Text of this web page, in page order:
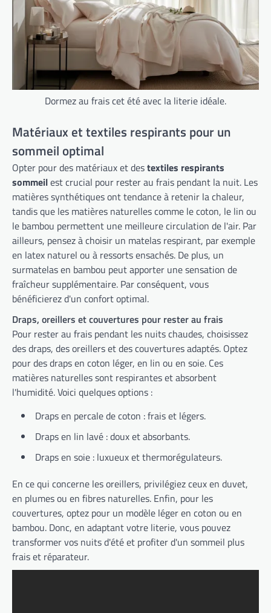
Dormez au frais cet été avec la literie idéale.
Matériaux et textiles respirants pour un
sommeil optimal
Opter pour des matériaux et destextiles respirants
sommeilest crucial pour rester au frais pendant la nuit. Les
matières synthétiques ont tendance à retenir la chaleur,
tandis que les matières naturelles comme le coton, le lin ou
le bambou permettent une meilleure circulation de l'air. Par
ailleurs, pensez à choisir un matelas respirant, par exemple
en latex naturel ou à ressorts ensachés. De plus, un
surmatelas en bambou peut apporter une sensation de
fraîcheur supplémentaire. Par conséquent, vous
bénéficierez d'un confort optimal.
Draps, oreillers et couvertures pour rester au frais
Pour rester au frais pendant les nuits chaudes, choisissez
des draps, des oreillers et des couvertures adaptés. Optez
pour des draps en coton léger, en lin ou en soie. Ces
matières naturelles sont respirantes et absorbent
l'humidité. Voici quelques options :
Draps en percale de coton : frais et légers.
Draps en lin lavé : doux et absorbants.
Draps en soie : luxueux et thermorégulateurs.
En ce qui concerne les oreillers, privilégiez ceux en duvet,
en plumes ou en fibres naturelles. Enfin, pour les
couvertures, optez pour un modèle léger en coton ou en
bambou. Donc, en adaptant votre literie, vous pouvez
transformer vos nuits d'été et profiter d'un sommeil plus
frais et réparateur.